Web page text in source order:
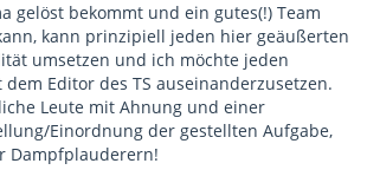
gelöst bekommt und ein gutes(!) Team
kann prinzipiell jeden hier geäußerten
umsetzen und ich möchte jeden
Editor des TS auseinanderzusetzen.
Leute mit Ahnung und einer
Einordnung der gestellten Aufgabe,
Dampfplauderern!